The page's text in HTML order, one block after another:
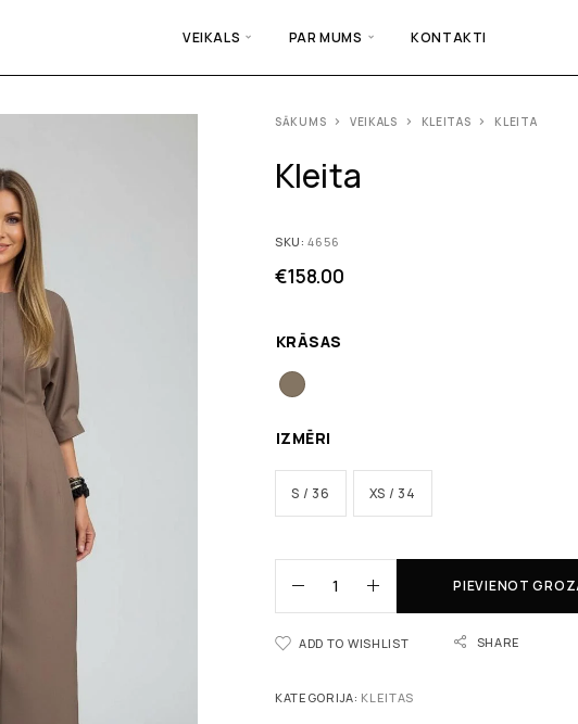
VEIKALS PAR MUMS KONTAKTI
SĀKUMS VEIKALS KLEITAS KLEITA
Kleita
SKU:4656
€158.00
KRĀSAS
IZMĒRI
S / 36 XS / 34
PIEVIENOT
ADD TO WISHLIST SHARE
KATEGORIJA: KLEITAS